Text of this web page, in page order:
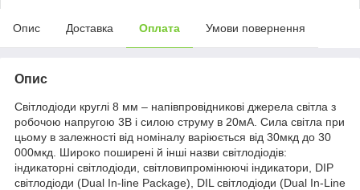
Опис Доставка Оплата Умови повернення
Опис
Світлодіоди круглі 8 мм – напівпровідникові джерела світла з
робочою напругою 3В і силою струму в 20мА. Сила світла при
цьому в залежності від номіналу варіюється від 30мкд до 30
000мкд. Широко поширені й інші назви світлодіодів:
індикаторні світлодіоди, світловипромінюючі індикатори, DIP
світлодіоди (Dual In-line Package), DIL світлодіоди (Dual In-Line